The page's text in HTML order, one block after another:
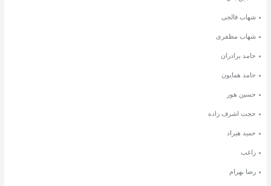
شهاب فالجی
شهاب مظفری
حامد برادران
حامد همایون
حسین هور
حجت اشرف زاده
حمید هیراد
راغب
رضا بهرام